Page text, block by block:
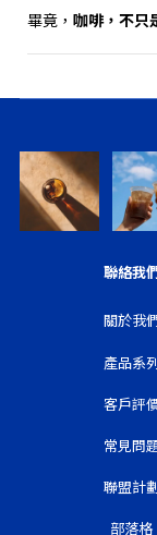
畢竟， 咖啡，不只
聯絡我
關於我
產品系
客戶評
常見問
聯盟計
部落格